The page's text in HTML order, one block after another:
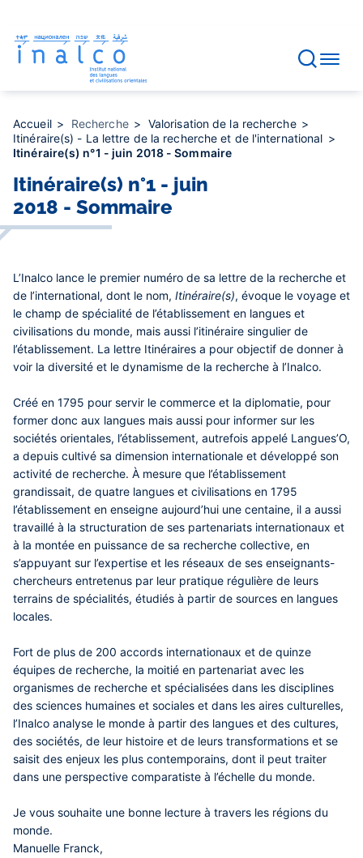
contenu
principal
Accueil Recherche
Valorisation de la recherche
Itinéraire(s) - La lettre de la recherche et de l'international
Itinéraire(s) n°1 - juin 2018 - Sommaire
Itinéraire(s) n°1 - juin
2018 - Sommaire
L’Inalco lance le premier numéro de sa lettre de la recherche et
de l’international, dont le nom, Itinéraire(s), évoque le voyage et
le champ de spécialité de l’établissement en langues et
civilisations du monde, mais aussi l’itinéraire singulier de
l’établissement. La lettre Itinéraires a pour objectif de donner à
voir la diversité et le dynamisme de la recherche à l’Inalco.
Créé en 1795 pour servir le commerce et la diplomatie, pour
former donc aux langues mais aussi pour informer sur les
sociétés orientales, l’établissement, autrefois appelé Langues’O,
a depuis cultivé sa dimension internationale et développé son
activité de recherche. À mesure que l’établissement
grandissait, de quatre langues et civilisations en 1795
l’établissement en enseigne aujourd’hui une centaine, il a aussi
travaillé à la structuration de ses partenariats internationaux et
à la montée en puissance de sa recherche collective, en
s’appuyant sur l’expertise et les réseaux de ses enseignants-
chercheurs entretenus par leur pratique régulière de leurs
terrains de spécialités, étudiés à partir de sources en langues
locales.
Fort de plus de 200 accords internationaux et de quinze
équipes de recherche, la moitié en partenariat avec les
organismes de recherche et spécialisées dans les disciplines
des sciences humaines et sociales et dans les aires culturelles,
l’Inalco analyse le monde à partir des langues et des cultures,
des sociétés, de leur histoire et de leurs transformations et se
saisit des enjeux les plus contemporains, dont il peut traiter
dans une perspective comparatiste à l’échelle du monde.
Je vous souhaite une bonne lecture à travers les régions du
monde.
Manuelle Franck,